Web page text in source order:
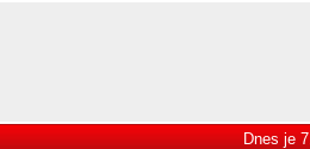
Dnes je